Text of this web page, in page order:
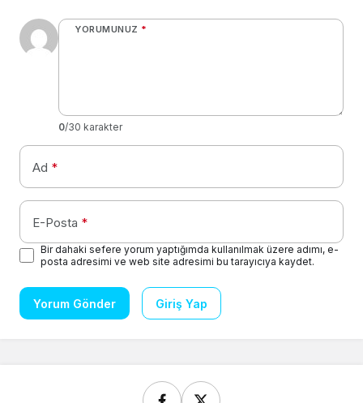
YORUMUNUZ *
0/30 karakter
Ad *
E-Posta *
Bir dahaki sefere yorum yaptığımda kullanılmak üzere adımı, e-
posta adresimi ve web site adresimi bu tarayıcıya kaydet.
Yorum Gönder Giriş Yap